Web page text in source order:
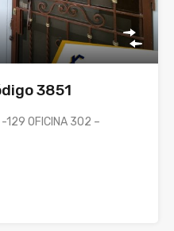
3851
-129 OFICINA 302 –